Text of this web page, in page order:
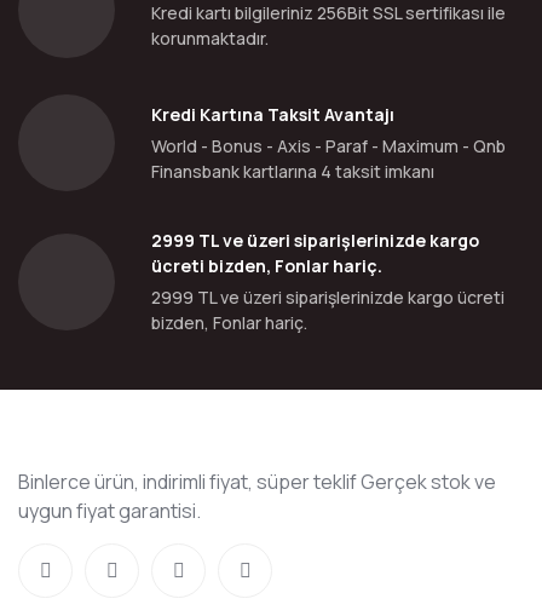
Kredi kartı bilgileriniz 256Bit SSL sertifikası ile
korunmaktadır.
Kredi Kartına Taksit Avantajı
World - Bonus - Axis - Paraf - Maximum - Qnb
Finansbank kartlarına 4 taksit imkanı
2999 TL ve üzeri siparişlerinizde kargo
ücreti bizden, Fonlar hariç.
2999 TL ve üzeri siparişlerinizde kargo ücreti
bizden, Fonlar hariç.
Binlerce ürün, indirimli fiyat, süper teklif Gerçek stok ve
uygun fiyat garantisi.